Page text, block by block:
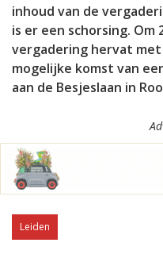
inhoud van de
is er een schorsing. Om
vergadering hervat
mogelijke komst van
aan de Besjeslaan in
Leiden